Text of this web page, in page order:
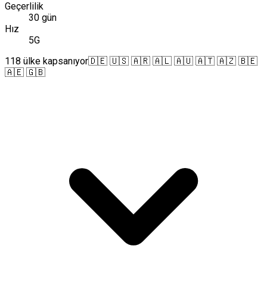
Geçerlilik
30 gün
Hız
5G
118 ülke kapsanıyor🇩🇪 🇺🇸 🇦🇷 🇦🇱 🇦🇺 🇦🇹 🇦🇿 🇧🇪
🇦🇪 🇬🇧